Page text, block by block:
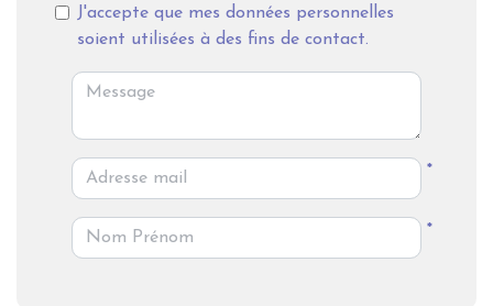
*
*
J'accepte que mes données personnelles
soient utilisées à des fins de contact.